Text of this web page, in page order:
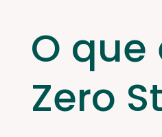
O que
Zero